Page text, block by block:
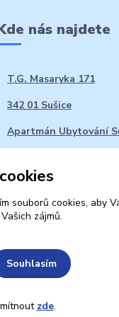
nás najdete
T.G. Masaryka 171
342 01 Sušice
Apartmán Ubytování
souborů cookies, aby
zájmů.
Souhlasím
zde.